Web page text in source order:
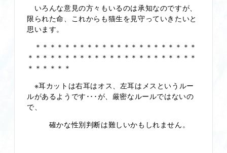
いろんな意見の方々もいるのは承知なのですが、
限られた命、これからも猫生を見守っていきたいと
思います。
＊＊＊＊＊＊＊＊＊＊＊＊＊＊＊＊＊＊＊＊＊＊
＊＊＊＊＊＊＊＊＊＊＊＊＊＊＊＊＊＊＊＊＊＊＊
＊＊＊＊＊＊
※耳カットは右耳はオス、左耳はメスというルー
ルがあるようです･･･が、厳密なルールではないの
で、
確かな性別判断は難しいかもしれません。